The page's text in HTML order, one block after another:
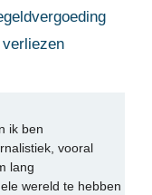
ik ben
vooral
lang
wereld te hebben